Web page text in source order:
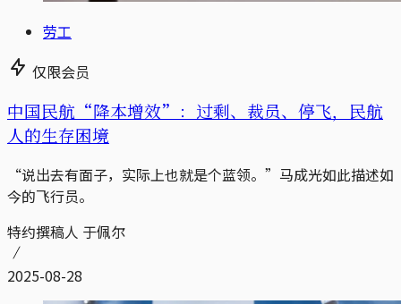
劳工
仅限会员
中国民航“降本增效”：过剩、裁员、停飞，民航
人的生存困境
“说出去有面子，实际上也就是个蓝领。”马成光如此描述如
今的飞行员。
特约撰稿人 于佩尔
2025-08-28